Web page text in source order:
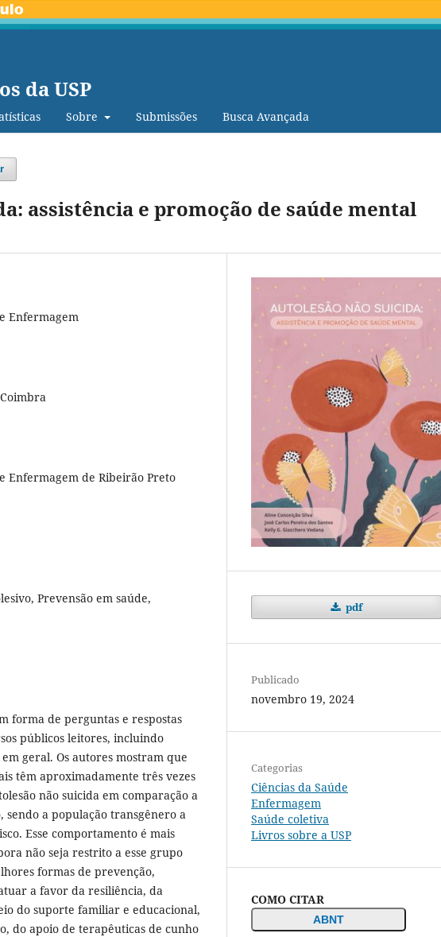
da USP
Sobre Submissões Busca Avançada
assistência e promoção de saúde mental
Enfermagem
Enfermagem de Ribeirão Preto
Prevensão em saúde,
forma de perguntas e respostas
públicos leitores, incluindo
geral. Os autores mostram que
têm aproximadamente três vezes
não suicida em comparação a
sendo a população transgênero a
Esse comportamento é mais
não seja restrito a esse grupo
formas de prevenção,
a favor da resiliência, da
do suporte familiar e educacional,
do apoio de terapêuticas de cunho
pdf
Publicado
novembro 19, 2024
Categorias
Ciências da Saúde
Enfermagem
Saúde coletiva
Livros sobre a USP
COMO CITAR
ABNT